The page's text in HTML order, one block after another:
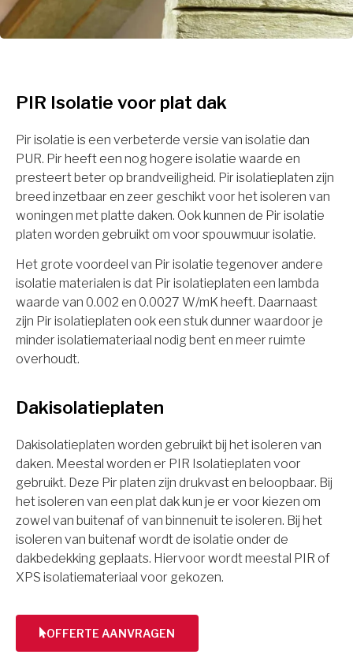
PIR Isolatie voor plat dak
Pir isolatie is een verbeterde versie van isolatie dan
PUR. Pir heeft een nog hogere isolatie waarde en
presteert beter op brandveiligheid. Pir isolatieplaten zijn
breed inzetbaar en zeer geschikt voor het isoleren van
woningen met platte daken. Ook kunnen de Pir isolatie
platen worden gebruikt om voor spouwmuur isolatie.
Het grote voordeel van Pir isolatie tegenover andere
isolatie materialen is dat Pir isolatieplaten een lambda
waarde van 0.002 en 0.0027 W/mK heeft. Daarnaast
zijn Pir isolatieplaten ook een stuk dunner waardoor je
minder isolatiemateriaal nodig bent en meer ruimte
overhoudt.
Dakisolatieplaten
Dakisolatieplaten worden gebruikt bij het isoleren van
daken. Meestal worden er PIR Isolatieplaten voor
gebruikt. Deze Pir platen zijn drukvast en beloopbaar. Bij
het isoleren van een plat dak kun je er voor kiezen om
zowel van buitenaf of van binnenuit te isoleren. Bij het
isoleren van buitenaf wordt de isolatie onder de
dakbedekking geplaats. Hiervoor wordt meestal PIR of
XPS isolatiemateriaal voor gekozen.
OFFERTE AANVRAGEN